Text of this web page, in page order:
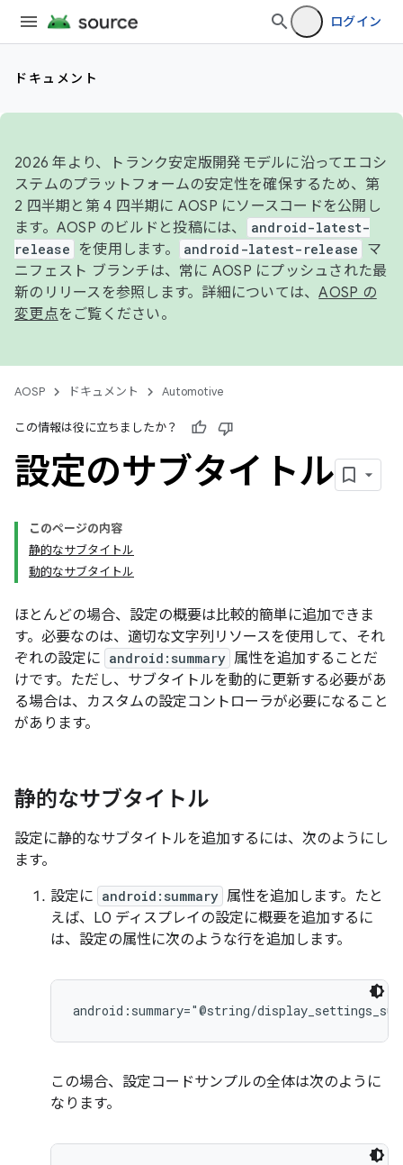
ログイン
ドキュメント
2026 年より、トランク安定版開発モデルに沿ってエコシ
ステムのプラットフォームの安定性を確保するため、第
2 四半期と第 4 四半期に AOSP にソースコードを公開し
ます。AOSP のビルドと投稿には、
android-latest-
release
を使用します。 android-latest-release
マ
ニフェスト ブランチは、常に AOSP にプッシュされた最
新のリリースを参照します。詳細については、AOSP の
変更点をご覧ください。
AOSP ドキュメント Automotive
この情報は役に立ちましたか？
設定のサブタイトル
このページの内容
静的なサブタイトル
動的なサブタイトル
ほとんどの場合、設定の概要は比較的簡単に追加できま
す。必要なのは、適切な文字列リソースを使用して、それ
ぞれの設定に android:summary 属性を追加することだ
けです。ただし、サブタイトルを動的に更新する必要があ
る場合は、カスタムの設定コントローラが必要になること
があります。
静的なサブタイトル
設定に静的なサブタイトルを追加するには、次のようにし
ます。
設定に android:summary 属性を追加します。たと
えば、L0 ディスプレイの設定に概要を追加するに
は、設定の属性に次のような行を追加します。
android:summary="@string/
この場合、設定コードサンプルの全体は次のように
なります。